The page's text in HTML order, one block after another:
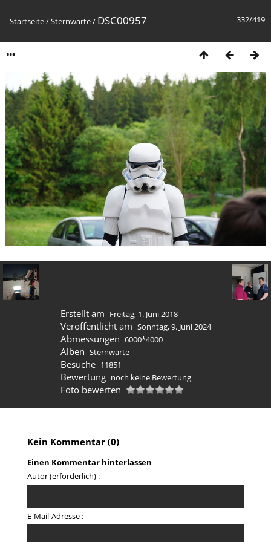
332/419
Startseite/Sternwarte/ DSC00957
Erstellt am Freitag, 1. Juni 2018
Veröffentlicht am Sonntag, 9. Juni 2024
Abmessungen 6000*4000
Alben Sternwarte
Besuche 11851
Bewertung noch keine Bewertung
Foto bewerten
Kein Kommentar (0)
Einen Kommentar hinterlassen
Autor (erforderlich) :
E-Mail-Adresse :